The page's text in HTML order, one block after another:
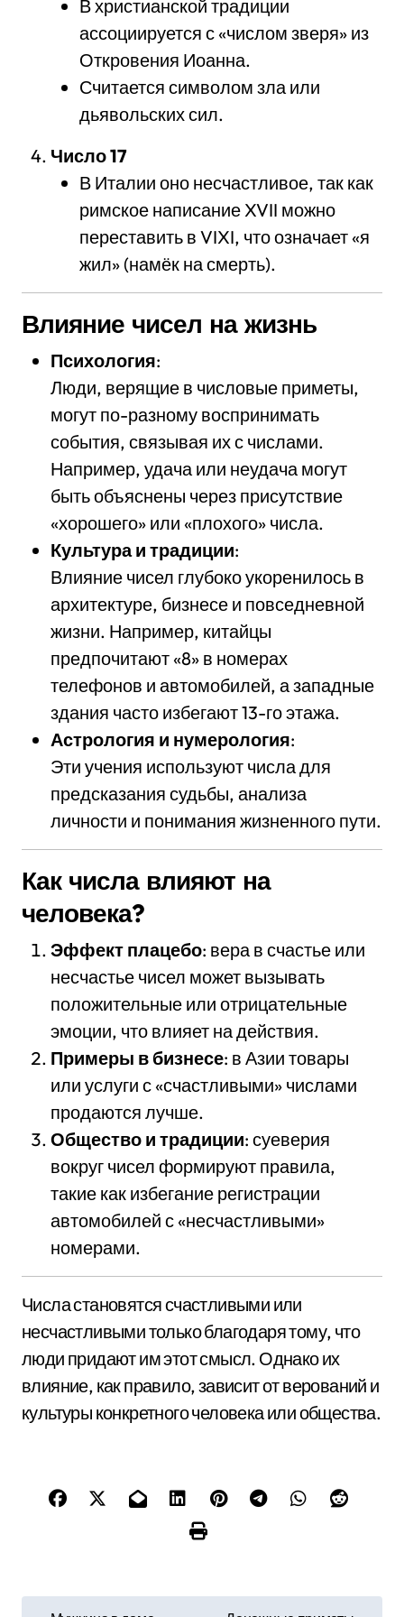
В христианской традиции
ассоциируется с «числом зверя» из
Откровения Иоанна.
Считается символом зла или
дьявольских сил.
Число 17
В Италии оно несчастливое, так как
римское написание XVII можно
переставить в VIXI, что означает «я
жил» (намёк на смерть).
Влияние чисел на жизнь
Психология:
Люди, верящие в числовые приметы,
могут по-разному воспринимать
события, связывая их с числами.
Например, удача или неудача могут
быть объяснены через присутствие
«хорошего» или «плохого» числа.
Культура и традиции:
Влияние чисел глубоко укоренилось в
архитектуре, бизнесе и повседневной
жизни. Например, китайцы
предпочитают «8» в номерах
телефонов и автомобилей, а западные
здания часто избегают 13-го этажа.
Астрология и нумерология:
Эти учения используют числа для
предсказания судьбы, анализа
личности и понимания жизненного пути.
Как числа влияют на
человека?
Эффект плацебо: вера в счастье или
несчастье чисел может вызывать
положительные или отрицательные
эмоции, что влияет на действия.
Примеры в бизнесе: в Азии товары
или услуги с «счастливыми» числами
продаются лучше.
Общество и традиции: суеверия
вокруг чисел формируют правила,
такие как избегание регистрации
автомобилей с «несчастливыми»
номерами.
Числа становятся счастливыми или
несчастливыми только благодаря тому, что
люди придают им этот смысл. Однако их
влияние, как правило, зависит от верований и
культуры конкретного человека или общества.